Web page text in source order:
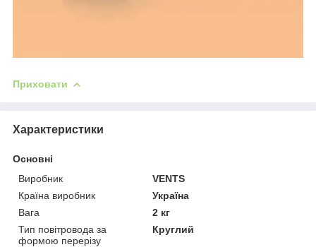
Приховати
Характеристики
Основні
Виробник
VENTS
Країна виробник
Україна
Вага
2 кг
Тип повітровода за
формою перерізу
Круглий